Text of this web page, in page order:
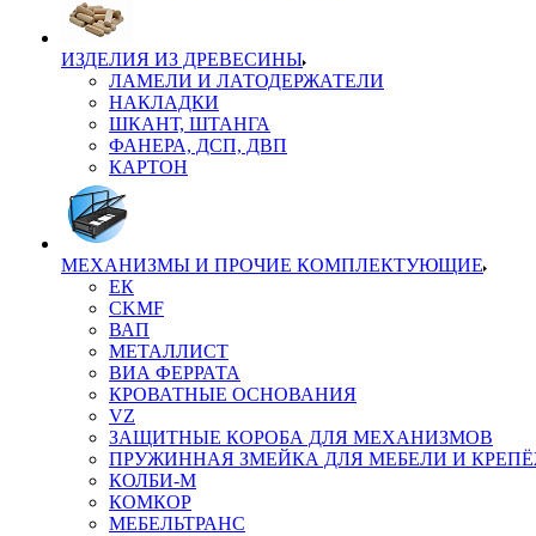
ИЗДЕЛИЯ ИЗ ДРЕВЕСИНЫ
ЛАМЕЛИ И ЛАТОДЕРЖАТЕЛИ
НАКЛАДКИ
ШКАНТ, ШТАНГА
ФАНЕРА, ДСП, ДВП
КАРТОН
МЕХАНИЗМЫ И ПРОЧИЕ КОМПЛЕКТУЮЩИЕ
ЕК
CKMF
ВАП
МЕТАЛЛИСТ
ВИА ФЕРРАТА
КРОВАТНЫЕ ОСНОВАНИЯ
VZ
ЗАЩИТНЫЕ КОРОБА ДЛЯ МЕХАНИЗМОВ
ПРУЖИННАЯ ЗМЕЙКА ДЛЯ МЕБЕЛИ И
КОЛБИ-М
КОМКОР
МЕБЕЛЬТРАНС